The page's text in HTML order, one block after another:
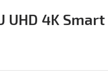
UHD 4K Smart